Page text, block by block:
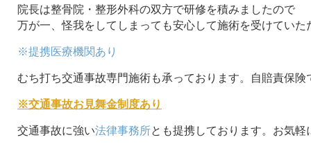
院長は整骨院・整形外科の双方で研修を積みましたので
万が一、怪我をしてしまっても安心して施術を受けていた
※提携医療機関あり
むち打ち交通事故専門施術も承っております。自賠責保険
※交通事故お見舞金制度あり
交通事故に強い法律事務所とも提携しております。お気軽